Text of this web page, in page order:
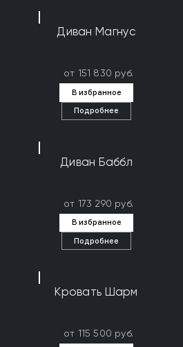
Диван Магнус
от 151 830 руб.
В избранное
Подробнее
Диван Баббл
от 173 290 руб.
В избранное
Подробнее
Кровать Шарм
от 115 500 руб.